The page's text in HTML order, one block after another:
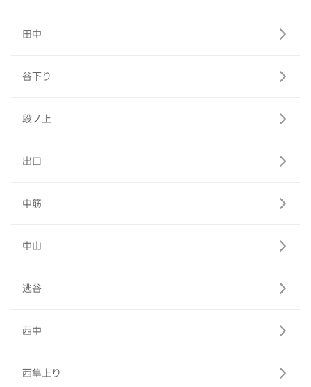
田中
谷下り
段ノ上
出口
中筋
中山
逃谷
西中
西隼上り